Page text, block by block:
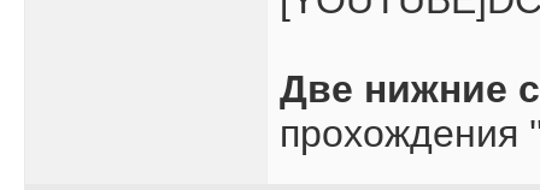
Две нижние
прохождения